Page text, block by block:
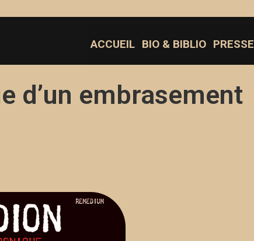
ACCUEIL BIO & BIBLIO PRESSE
d’un embrasement